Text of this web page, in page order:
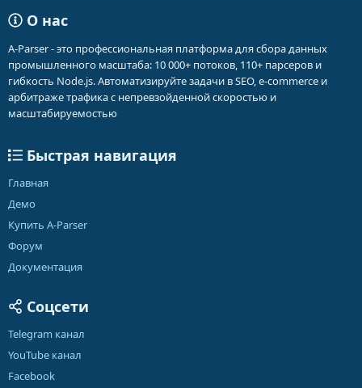
О нас
A-Parser - это профессиональная платформа для сбора данных
промышленного масштаба: 10 000+ потоков, 110+ парсеров и
гибкость Node.js. Автоматизируйте задачи в SEO, e-commerce и
арбитраже трафика с непревзойденной скоростью и
масштабируемостью
Быстрая навигация
Главная
Демо
Купить A-Parser
Форум
Документация
Соцсети
Telegram канал
YouTube канал
Facebook